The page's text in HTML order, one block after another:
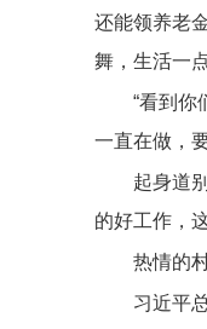
还能领养老
舞，生活一
“看到你
一直在做，
起身道
的好工作，
热情的
习近平